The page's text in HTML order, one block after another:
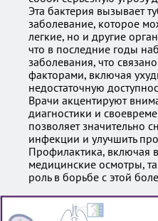
Эта бактерия вызывает
заболевание, которое
легкие, но и другие
что в последние годы
заболевания, что
факторами, включая
недостаточную
Врачи акцентируют
диагностики и
позволяет значительно
инфекции и улучшить
Профилактика, включая
медицинские осмотры,
роль в борьбе с этой